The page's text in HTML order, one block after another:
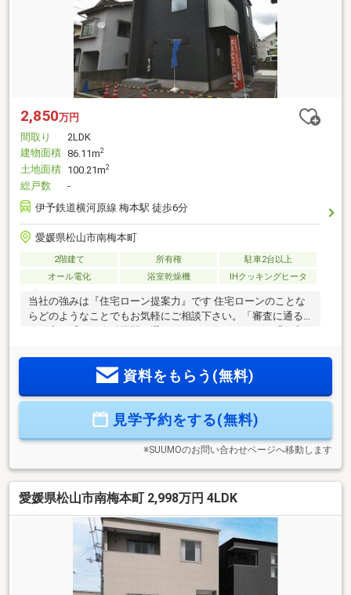
2,850万円
間取り
2LDK
建物面積 86.11m2
土地面積 100.21m2
総戸数
-
伊予鉄道横河原線 梅本駅 徒歩6分
愛媛県松山市南梅本町
2階建て 所有権
駐車2台以上
オール電化
浴室乾燥機 IHクッキングヒータ
当社の強みは『住宅ローン提案力』です 住宅ローンのことな
らどのようなことでもお気軽にご相談下さい。「審査に通る
大丈夫？」「年齢がネックになっている」皆様のご不安やお
悩みを一緒に解決します！もちろん強引な営業は行いませ
資料をもらう(無料)
見学予約をする(無料)
※SUUMOのお問い合わせページへ移動します
愛媛県松山市南梅本町 2,998万円 4LDK